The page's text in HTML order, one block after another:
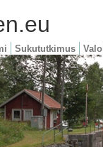
Sukututkimus